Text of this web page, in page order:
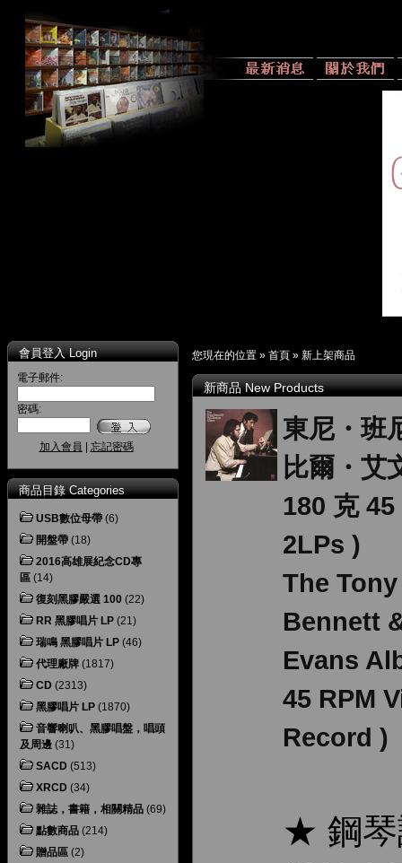
會員登入 Login
電子郵件:
密碼:
加入會員 忘記密碼
商品目錄 Categories
USB數位母帶 (6)
開盤帶 (18)
2016高雄展紀念CD專
區 (14)
復刻黑膠嚴選 100 (22)
RR 黑膠唱片 LP (21)
瑞鳴 黑膠唱片 LP (46)
代理廠牌 (1817)
CD (2313)
黑膠唱片 LP (1870)
音響喇叭、黑膠唱盤，唱頭
及周邊 (31)
SACD (513)
XRCD (34)
雜誌，書籍，相關精品 (69)
點數商品 (214)
贈品區 (2)
您現在的位置 » 首頁 » 新上架商品
新商品 New Products
東尼・班
比爾・艾
180 克 45
2LPs )
The Tony
Bennett
Evans
45 RPM
Record )
★ 鋼琴